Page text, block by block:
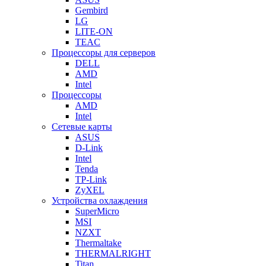
Gembird
LG
LITE-ON
TEAC
Процессоры для серверов
DELL
AMD
Intel
Процессоры
AMD
Intel
Сетевые карты
ASUS
D-Link
Intel
Tenda
TP-Link
ZyXEL
Устройства охлаждения
SuperMicro
MSI
NZXT
Thermaltake
THERMALRIGHT